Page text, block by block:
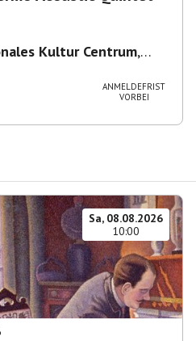
Kultur Centrum,
ANMELDEFRIST
VORBEI
Sa, 08.08.2026
10:00